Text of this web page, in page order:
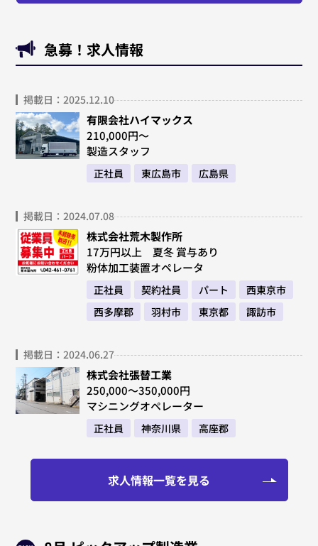
急募！求人情報
掲載日：2025.12.10
有限会社ハイマックス
210,000円～
製造スタッフ
正社員 東広島市 広島県
掲載日：2024.07.08
株式会社荒木製作所
17万円以上 夏冬 賞与あり
粉体加工装置オペレータ
正社員 契約社員 パート
西東京市
西多摩郡
羽村市 東京都 諏訪市
掲載日：2024.06.27
株式会社張替工業
250,000～350,000円
マシニングオペレーター
正社員 神奈川県 高座郡
求人情報一覧を見る